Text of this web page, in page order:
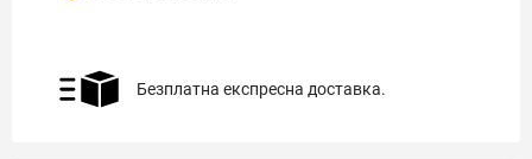
Безплатна експресна доставка.